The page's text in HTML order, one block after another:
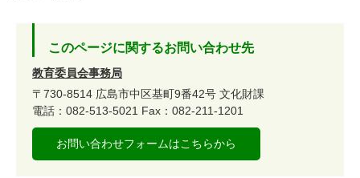
このページに関するお問い合わせ先
教育委員会事務局
〒730-8514 広島市中区基町9番42号 文化財課
電話：082-513-5021 Fax：082-211-1201
お問い合わせフォームはこちらから